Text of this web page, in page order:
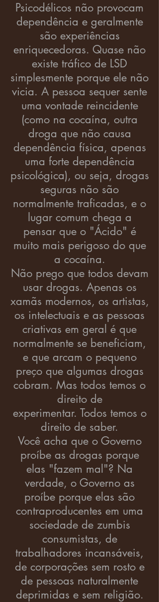
Psicodélicos não provocam
dependência e geralmente
são experiências
enriquecedoras. Quase não
existe tráfico de LSD
simplesmente porque ele não
vicia. A pessoa sequer sente
uma vontade reincidente
(como na cocaína, outra
droga que não causa
dependência física, apenas
uma forte dependência
psicológica), ou seja, drogas
seguras não são
normalmente traficadas, e o
lugar comum chega a
pensar que o "Ácido" é
muito mais perigoso do que
a cocaína.
Não prego que todos devam
usar drogas. Apenas os
xamãs modernos, os artistas,
os intelectuais e as pessoas
criativas em geral é que
normalmente se beneficiam,
e que arcam o pequeno
preço que algumas drogas
cobram. Mas todos temos o
direito de
experimentar. Todos temos o
direito de saber.
Você acha que o Governo
proíbe as drogas porque
elas "fazem mal"? Na
verdade, o Governo as
proíbe porque elas são
contraproducentes em uma
sociedade de zumbis
consumistas, de
trabalhadores incansáveis,
de corporações sem rosto e
de pessoas naturalmente
deprimidas e sem religião.